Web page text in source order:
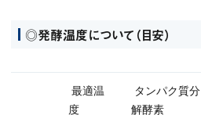
◎発酵温度について（目安）
最適温
度
タンパク質分
解酵素